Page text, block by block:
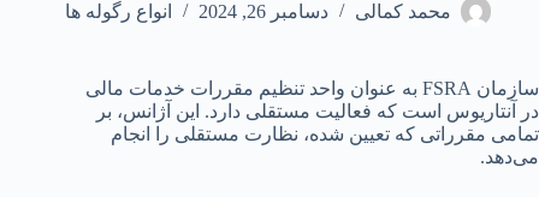
محمد کمالی دسامبر 26, 2024 انواع رگوله ها
سازمان FSRA به عنوان واحد تنظیم مقررات خدمات مالی
در آنتاریوس است که فعالیت مستقلی دارد. این آژانس، بر
تمامی مقرراتی که تعیین شده، نظارت مستقلی را انجام
می‌دهد.